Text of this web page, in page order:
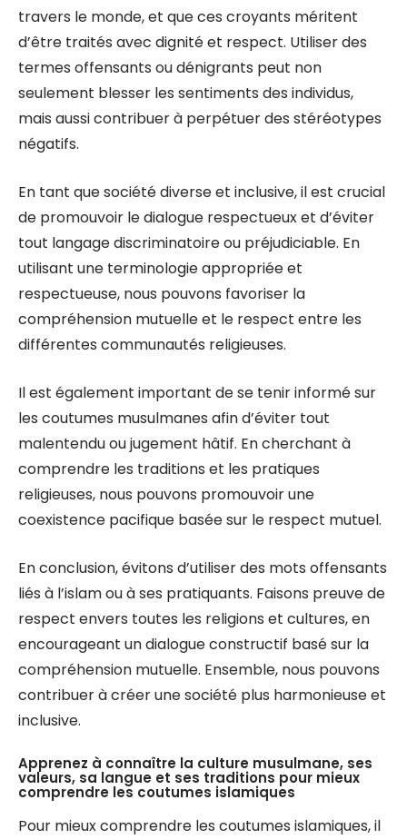
travers le monde, et que ces croyants méritent
d’être traités avec dignité et respect. Utiliser des
termes offensants ou dénigrants peut non
seulement blesser les sentiments des individus,
mais aussi contribuer à perpétuer des stéréotypes
négatifs.
En tant que société diverse et inclusive, il est crucial
de promouvoir le dialogue respectueux et d’éviter
tout langage discriminatoire ou préjudiciable. En
utilisant une terminologie appropriée et
respectueuse, nous pouvons favoriser la
compréhension mutuelle et le respect entre les
différentes communautés religieuses.
Il est également important de se tenir informé sur
les coutumes musulmanes afin d’éviter tout
malentendu ou jugement hâtif. En cherchant à
comprendre les traditions et les pratiques
religieuses, nous pouvons promouvoir une
coexistence pacifique basée sur le respect mutuel.
En conclusion, évitons d’utiliser des mots offensants
liés à l’islam ou à ses pratiquants. Faisons preuve de
respect envers toutes les religions et cultures, en
encourageant un dialogue constructif basé sur la
compréhension mutuelle. Ensemble, nous pouvons
contribuer à créer une société plus harmonieuse et
inclusive.
Apprenez à connaître la culture musulmane, ses
valeurs, sa langue et ses traditions pour mieux
comprendre les coutumes islamiques
Pour mieux comprendre les coutumes islamiques, il